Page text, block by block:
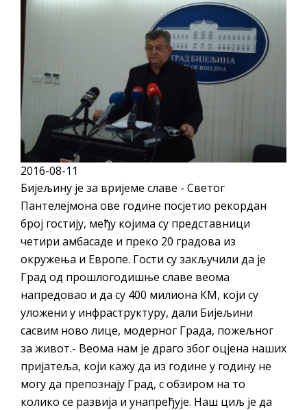
ДОДАТАК ЗА ДЕМОБИЛИСАНЕ БОРЦЕ
ВОЈСКЕ РЕПУБЛИКЕ СРПСКЕ У СТАЊУ
СОЦИЈАЛНЕ ПОТРЕБЕ
Обрасци захтјева за регресирано
гориво доступни од 13. марта до 15.
новембра
Захтјев за издавање ПОНОСНЕ КАРТИЦЕ
Обавјештење за предузетника - Вера
ЈАВНИ ПОЗИВ ЗА ПРИЈАВУ
НЕПРОПИСНОГ ОДЛАГАЊА ОТПАДА УЗ
ДОДЈЕЛУ ФИНАНСИЈСКЕ НАГРАДЕ
2016-08-11
Бијељину је за вријеме славе - Светог
Пантелејмона ове године посјетио рекордан
број гостију, међу којима су представници
четири амбасаде и преко 20 градова из
окружења и Европе. Гости су закључили да је
Град од прошлогодишње славе веома
напредовао и да су 400 милиона КМ, који су
уложени у инфраструктуру, дали Бијељини
сасвим ново лице, модерног Града, пожељног
за живот.- Веома нам је драго због оцјена наших
пријатеља, који кажу да из године у годину не
могу да препознају Град, с обзиром на то
колико се развија и унапређује. Наш циљ је да